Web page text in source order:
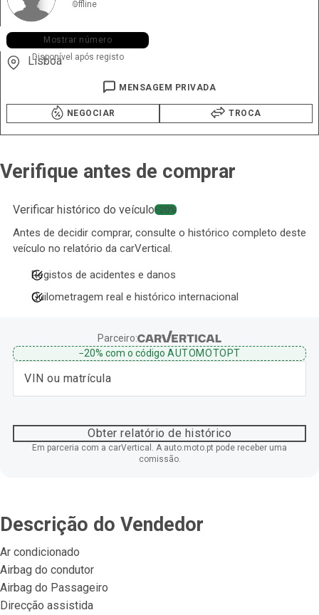
Offline
+351 926 ••• •94
Mostrar número
Disponível após registo
Lisboa
MENSAGEM PRIVADA
NEGOCIAR TROCA
Verifique antes de comprar
Verificar histórico do veículo−20%
Antes de decidir comprar, consulte o histórico completo deste
veículo no relatório da carVertical.
Registos de acidentes e danos
Quilometragem real e histórico internacional
Parceiro:
−20%com o código AUTOMOTOPT
Obter relatório de histórico
Em parceria com a carVertical. A auto.moto.pt pode receber uma
comissão.
Descrição do Vendedor
Ar condicionado
Airbag do condutor
Airbag do Passageiro
Direcção assistida